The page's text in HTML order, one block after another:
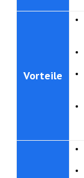
Vorteile